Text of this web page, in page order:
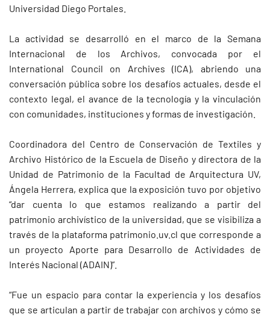
Universidad Diego Portales.
La actividad se desarrolló en el marco de la Semana
Internacional de los Archivos, convocada por el
International Council on Archives (ICA), abriendo una
conversación pública sobre los desafíos actuales, desde el
contexto legal, el avance de la tecnología y la vinculación
con comunidades, instituciones y formas de investigación.
Coordinadora del Centro de Conservación de Textiles y
Archivo Histórico de la Escuela de Diseño y directora de la
Unidad de Patrimonio de la Facultad de Arquitectura UV,
Ángela Herrera, explica que la exposición tuvo por objetivo
“dar cuenta lo que estamos realizando a partir del
patrimonio archivístico de la universidad, que se visibiliza a
través de la plataforma patrimonio.uv.cl que corresponde a
un proyecto Aporte para Desarrollo de Actividades de
Interés Nacional (ADAIN)”.
“Fue un espacio para contar la experiencia y los desafíos
que se articulan a partir de trabajar con archivos y cómo se